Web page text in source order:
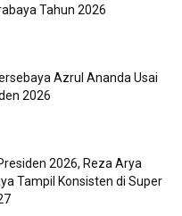
Tahun 2026
Azrul Ananda Usai
2026
2026, Reza Arya
Tampil Konsisten di Super